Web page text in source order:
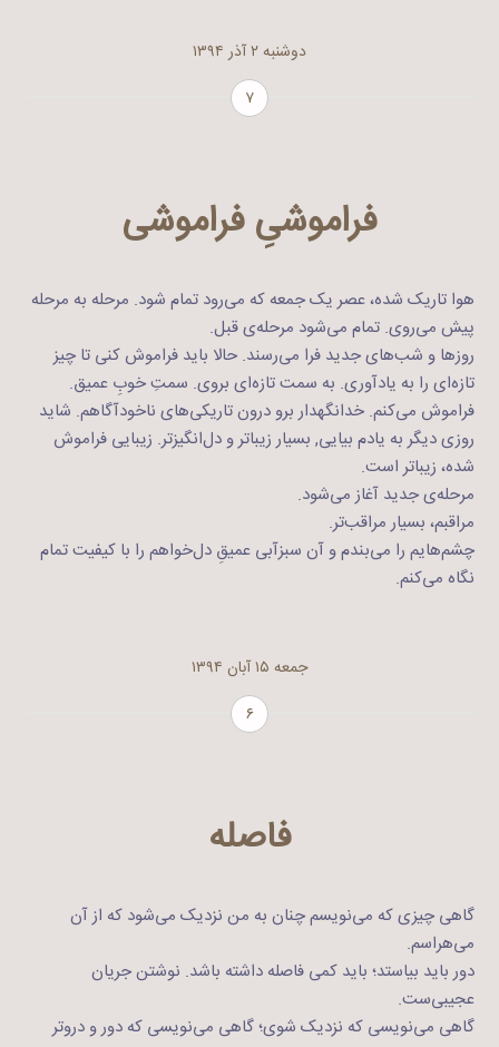
دوشنبه ۲ آذر ۱۳۹۴
۷
فراموشیِ فراموشی
هوا تاریک شده، عصر یک جمعه که می‌رود تمام شود. مرحله به مرحله
پیش می‌روی. تمام می‌شود مرحله‌ی قبل.
روزها و شب‌های جدید فرا می‌رسند. حالا باید فراموش کنی تا چیز
تازه‌ای را به یادآوری. به سمت تازه‌ای بروی. سمتِ خوبِ عمیق.
فراموش می‌کنم. خدانگهدار برو درون تاریکی‌های ناخودآگاهم. شاید
روزی دیگر به یادم بیایی, بسیار زیباتر و دل‌انگیزتر. زیبایی فراموش
شده، زیباتر است.
مرحله‌ی جدید آغاز می‌شود.
مراقبم، بسیار مراقب‌تر.
چشم‌هایم را می‌بندم و آن سبز‌آبی عمیقِ دل‌‌خواهم را با کیفیت تمام
نگاه می‌کنم.
جمعه ۱۵ آبان ۱۳۹۴
۶
فاصله
گاهی چیزی که می‌نویسم چنان به من نزدیک می‌شود که از آن
می‌هراسم.
دور باید بیاستد؛ باید کمی فاصله داشته باشد. نوشتن جریان
عجیبی‌ست.
گاهی می‌نویسی که نزدیک شوی؛ گاهی می‌نویسی که دور و دروتر